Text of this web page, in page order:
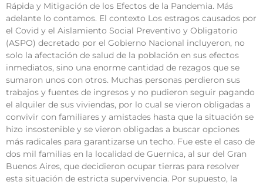
Rápida y Mitigación de los Efectos de la Pandemia. Más
adelante lo contamos. El contexto Los estragos causados por
el Covid y el Aislamiento Social Preventivo y Obligatorio
(ASPO) decretado por el Gobierno Nacional incluyeron, no
solo la afectación de salud de la población en sus efectos
inmediatos, sino una enorme cantidad de rezagos que se
sumaron unos con otros. Muchas personas perdieron sus
trabajos y fuentes de ingresos y no pudieron seguir pagando
el alquiler de sus viviendas, por lo cual se vieron obligadas a
convivir con familiares y amistades hasta que la situación se
hizo insostenible y se vieron obligadas a buscar opciones
más radicales para garantizarse un techo. Fue este el caso de
dos mil familias en la localidad de Guernica, al sur del Gran
Buenos Aires, que decidieron ocupar tierras para resolver
esta situación de estricta supervivencia. Por supuesto, la